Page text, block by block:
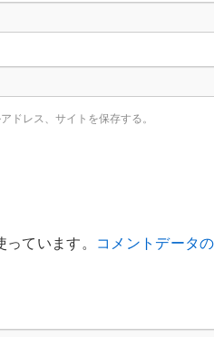
ドレス、サイトを保存する。
ています。
コメントデータ